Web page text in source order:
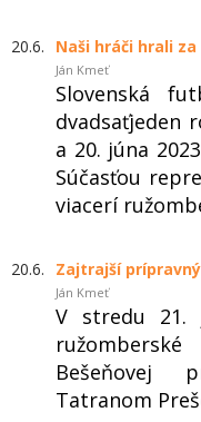
20.6. Naši hráči hrali za
Ján Kmeť
Slovenská
dvadsaťjeden
a 20. júna
Súčasťou
viacerí
20.6. Zajtrajší
Ján Kmeť
V stredu 21.
Bešeňovej
Tatranom